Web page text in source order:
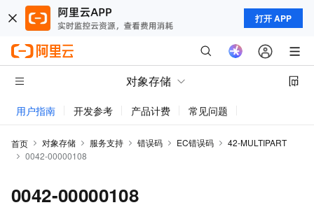
打开 APP
对象存储
用户指南 开发参考 产品计费 常见问题
首页 对象存储 服务支持 错误码 EC错误码
42-MULTIPART
0042-00000108
0042-00000108